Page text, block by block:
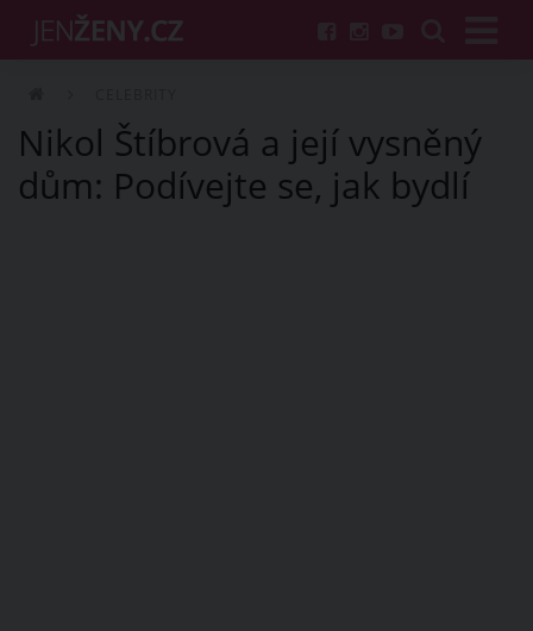
Nikol Štíbrová a její vysněný
dům: Podívejte se, jak bydlí